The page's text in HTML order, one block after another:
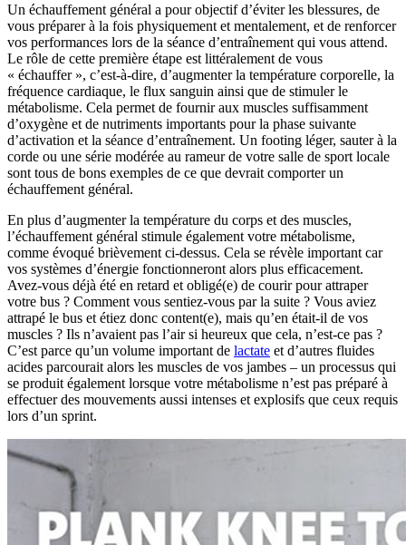
Un échauffement général a pour objectif d’éviter les blessures, de
vous préparer à la fois physiquement et mentalement, et de renforcer
vos performances lors de la séance d’entraînement qui vous attend.
Le rôle de cette première étape est littéralement de vous
« échauffer », c’est-à-dire, d’augmenter la température corporelle, la
fréquence cardiaque, le flux sanguin ainsi que de stimuler le
métabolisme. Cela permet de fournir aux muscles suffisamment
d’oxygène et de nutriments importants pour la phase suivante
d’activation et la séance d’entraînement. Un footing léger, sauter à la
corde ou une série modérée au rameur de votre salle de sport locale
sont tous de bons exemples de ce que devrait comporter un
échauffement général.
En plus d’augmenter la température du corps et des muscles,
l’échauffement général stimule également votre métabolisme,
comme évoqué brièvement ci-dessus. Cela se révèle important car
vos systèmes d’énergie fonctionneront alors plus efficacement.
Avez-vous déjà été en retard et obligé(e) de courir pour attraper
votre bus ? Comment vous sentiez-vous par la suite ? Vous aviez
attrapé le bus et étiez donc content(e), mais qu’en était-il de vos
muscles ? Ils n’avaient pas l’air si heureux que cela, n’est-ce pas ?
C’est parce qu’un volume important de lactate et d’autres fluides
acides parcourait alors les muscles de vos jambes – un processus qui
se produit également lorsque votre métabolisme n’est pas préparé à
effectuer des mouvements aussi intenses et explosifs que ceux requis
lors d’un sprint.